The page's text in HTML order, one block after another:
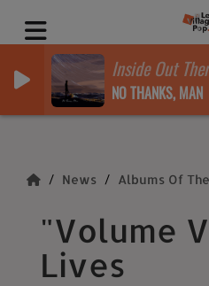
Inside Out
NO THANKS, MAN
News Albums Of
"Volume
Lives